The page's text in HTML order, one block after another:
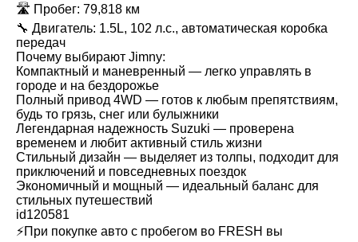
🛣️ Пробег: 79,818 км
🔧 Двигатель: 1.5L, 102 л.с., автоматическая коробка
передач
Почему выбирают Jimny:
Компактный и маневренный — легко управлять в
городе и на бездорожье
Полный привод 4WD — готов к любым препятствиям,
будь то грязь, снег или булыжники
Легендарная надежность Suzuki — проверена
временем и любит активный стиль жизни
Стильный дизайн — выделяет из толпы, подходит для
приключений и повседневных поездок
Экономичный и мощный — идеальный баланс для
стильных путешествий
id120581
⚡️При покупке авто с пробегом во FRESH вы